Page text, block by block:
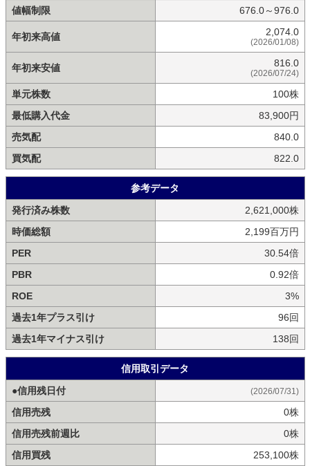
値幅制限
676.0～976.0
年初来高値 2,074.0
(2026/01/08)
年初来安値 816.0
(2026/07/24)
単元株数
100株
最低購入代金
83,900円
売気配
840.0
買気配
822.0
参考データ
発行済み株数
2,621,000株
時価総額
2,199百万円
PER
30.54倍
PBR
0.92倍
ROE
3%
過去1年プラス引け
96回
過去1年マイナス引け
138回
信用取引データ
●信用残日付
(2026/07/31)
信用売残
0株
信用売残前週比
0株
信用買残
253,100株